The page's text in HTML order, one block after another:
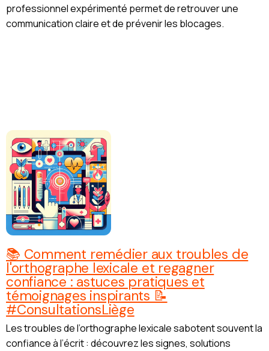
professionnel expérimenté permet de retrouver une
communication claire et de prévenir les blocages.
📚 Comment remédier aux troubles de
l'orthographe lexicale et regagner
confiance : astuces pratiques et
témoignages inspirants 📝
#ConsultationsLiège
Les troubles de l’orthographe lexicale sabotent souvent la
confiance à l’écrit : découvrez les signes, solutions